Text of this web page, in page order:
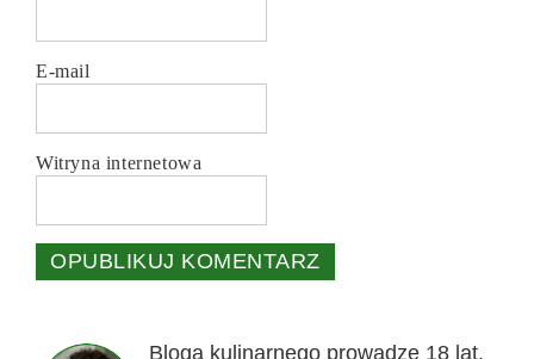
E-mail
Witryna internetowa
Bloga kulinarnego prowadzę 18 lat.